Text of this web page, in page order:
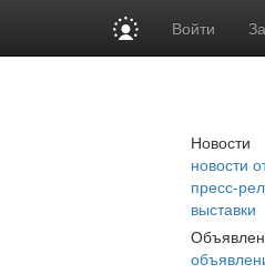
Войти
Новости
новости
пресс-
выставки